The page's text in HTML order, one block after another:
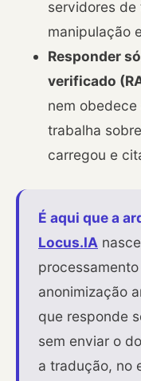
servidores
manipulação
Responder
verificado
nem
trabalha
carregou e
É aqui que a
Locus.IA
anonimização
que responde
sem enviar o
a tradução, no